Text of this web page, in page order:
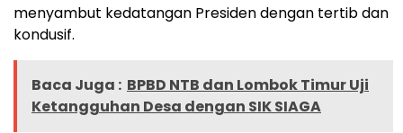
menyambut kedatangan Presiden dengan tertib dan
kondusif.
Baca Juga : BPBD NTB dan Lombok Timur Uji
Ketangguhan Desa dengan SIK SIAGA